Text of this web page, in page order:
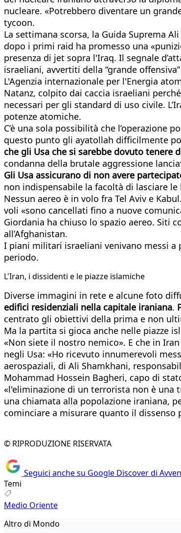
nucleare. «Potrebbero diventare un
tycoon.
La settimana scorsa, la Guida Suprema
dopo i primi raid ha promesso una
presenza di jet sopra l'Iraq. Il segnale
israeliani, avvertiti della “grande
L'Agenzia internazionale per l'Energia
Natanz, colpito dai caccia israeliani
necessari per gli standard di uso civile.
potenze atomiche.
C’è una sola possibilità che l’operazione
questo punto gli ayatollah difficilmente
che gli Usa che si sarebbe dovuto tenere
condanna della brutale aggressione
Gli Usa assicurano di non avere
non indispensabile la facoltà di lasciare
Nessun aereo è in volo fra Tel Aviv e
voli «sono cancellati fino a nuove
Giordania ha chiuso lo spazio aereo. Siti
all’Afghanistan.
I piani militari israeliani venivano messi
periodo.
L'Iran, i dissidenti e le piazze islamiche
Diverse immagini in rete e alcune foto
edifici residenziali nella capitale iraniana.
centrato gli obiettivi della prima e non
Ma la partita si gioca anche nelle piazze
«Non siete il nostro nemico». E che in
negli Usa: «Ho ricevuto innumerevoli
aerospaziali, di Ali Shamkhani,
Mohammad Hossein Bagheri, capo di
«l'eliminazione di un terrorista non è una
una chiamata alla popolazione iraniana,
cominciare a misurare quanto il dissenso
© RIPRODUZIONE RISERVATA
Seguici anche su Google Discover di
Temi
Medio Oriente
Altro di Mondo